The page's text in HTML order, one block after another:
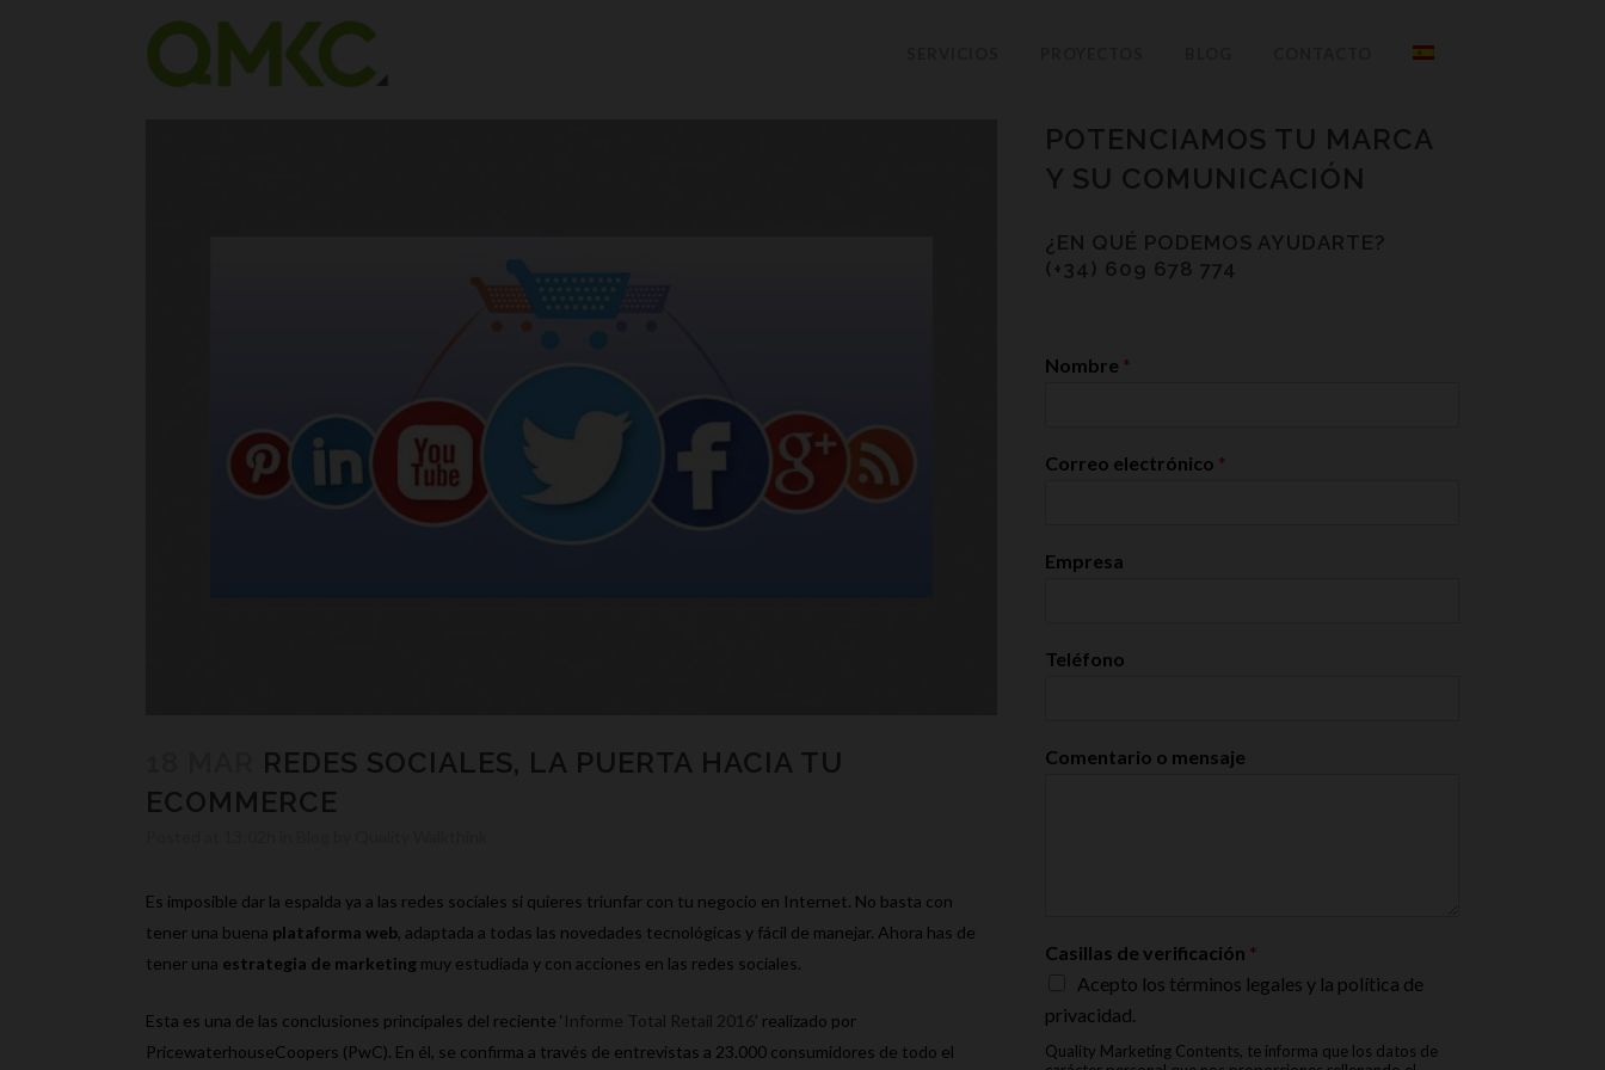
REDES SOCIALES, LA PUERTA HACIA TU
ECOMMERCE
Es imposible dar la espalda ya a las redes sociales si quieres triunfar con tu negocio en Internet. No basta con
tener una buena plataforma web, adaptada a todas las novedades tecnológicas y fácil de manejar. Ahora has de
tener una estrategia de marketing muy estudiada y con acciones en las redes sociales.
Esta es una de las conclusiones principales del reciente ‘ Informe Total Retail 2016’ realizado por
PricewaterhouseCoopers (PwC). En él, se confirma a través de entrevistas a 23.000 consumidores de todo el
POTENCIAMOS TU MARCA
Y SU COMUNICACIÓN
¿EN QUÉ PODEMOS AYUDARTE?
(+34) 609 678 774
Nombre *
Correo electrónico *
Empresa
Teléfono
Comentario o mensaje
Casillas de verificación *
Acepto los términos legales y la política de
privacidad.
Quality Marketing Contents, te informa que los datos de